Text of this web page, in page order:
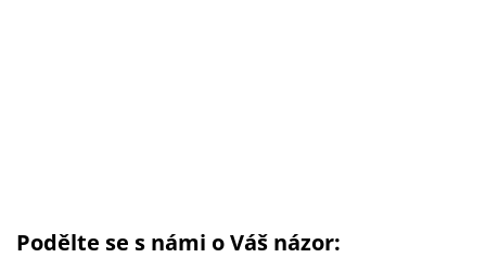
Podělte se s námi o Váš názor: